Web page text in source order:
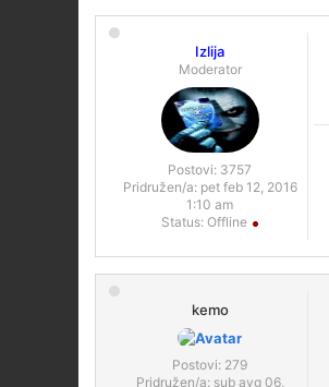
Izlija
Moderator
Postovi: 3757
Pridružen/a: pet feb 12, 2016
1:10 am
Status: Offline
kemo
Postovi: 279
Pridružen/a: sub avg 06,